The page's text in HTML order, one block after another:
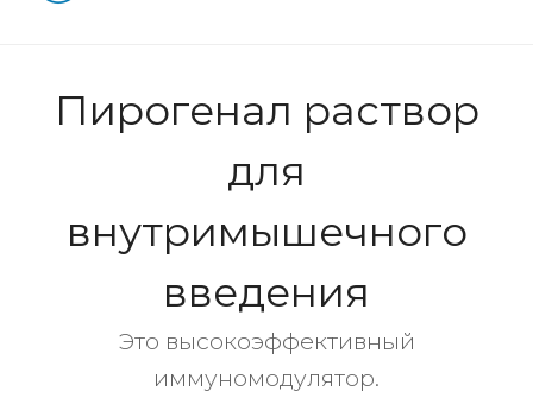
Пирогенал раствор
для
внутримышечного
введения
Это высокоэффективный
иммуномодулятор.